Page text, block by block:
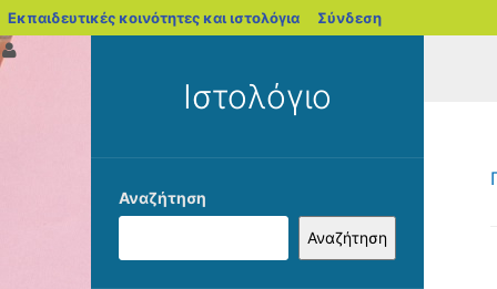
Εκπαιδευτικές κοινότητες και ιστολόγια blogs.sch.gr
Σύνδεση
Ιστολόγιο
Αναζήτηση
Αναζήτηση